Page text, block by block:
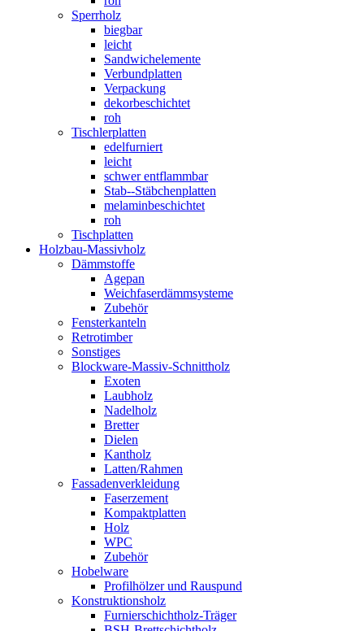
Sperrholz
biegbar
leicht
Sandwichelemente
Verbundplatten
Verpackung
dekorbeschichtet
roh
Tischlerplatten
edelfurniert
leicht
schwer entflammbar
Stab--Stäbchenplatten
melaminbeschichtet
roh
Tischplatten
Holzbau-Massivholz
Dämmstoffe
Agepan
Weichfaserdämmsysteme
Zubehör
Fensterkanteln
Retrotimber
Sonstiges
Blockware-Massiv-Schnittholz
Exoten
Laubholz
Nadelholz
Bretter
Dielen
Kantholz
Latten/Rahmen
Fassadenverkleidung
Faserzement
Kompaktplatten
Holz
WPC
Zubehör
Hobelware
Profilhölzer und Rauspund
Konstruktionsholz
Furnierschichtholz-Träger